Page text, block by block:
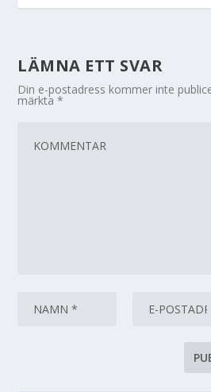
LÄMNA ETT SVAR
Din e-postadress kommer inte
märkta*